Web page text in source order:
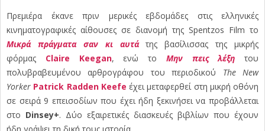
Πρεμιέρα έκανε πριν μερικές εβδομάδες στις ελληνικές
κινηματογραφικές αίθουσες σε διανομή της Spentzos Film το
Μικρά πράγματα σαν κι αυτάτης βασίλισσας της μικρής
φόρμας Claire Keegan, ενώ το Μην πεις λέξη του
πολυβραβευμένου αρθρογράφου του περιοδικού The New
Yorker Patrick Radden Keefe έχει μεταφερθεί στη μικρή οθόνη
σε σειρά 9 επεισοδίων που έχει ήδη ξεκινήσει να προβάλλεται
στο Dinsey+. Δύο εξαιρετικές διασκευές βιβλίων που έχουν
ήδη γράψει τη δική τους ιστορία.